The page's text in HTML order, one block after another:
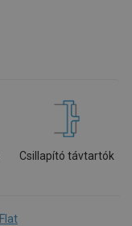
Csillapító távtartók
Flat